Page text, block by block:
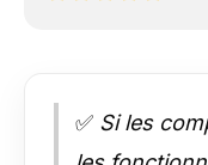
✅ Si les